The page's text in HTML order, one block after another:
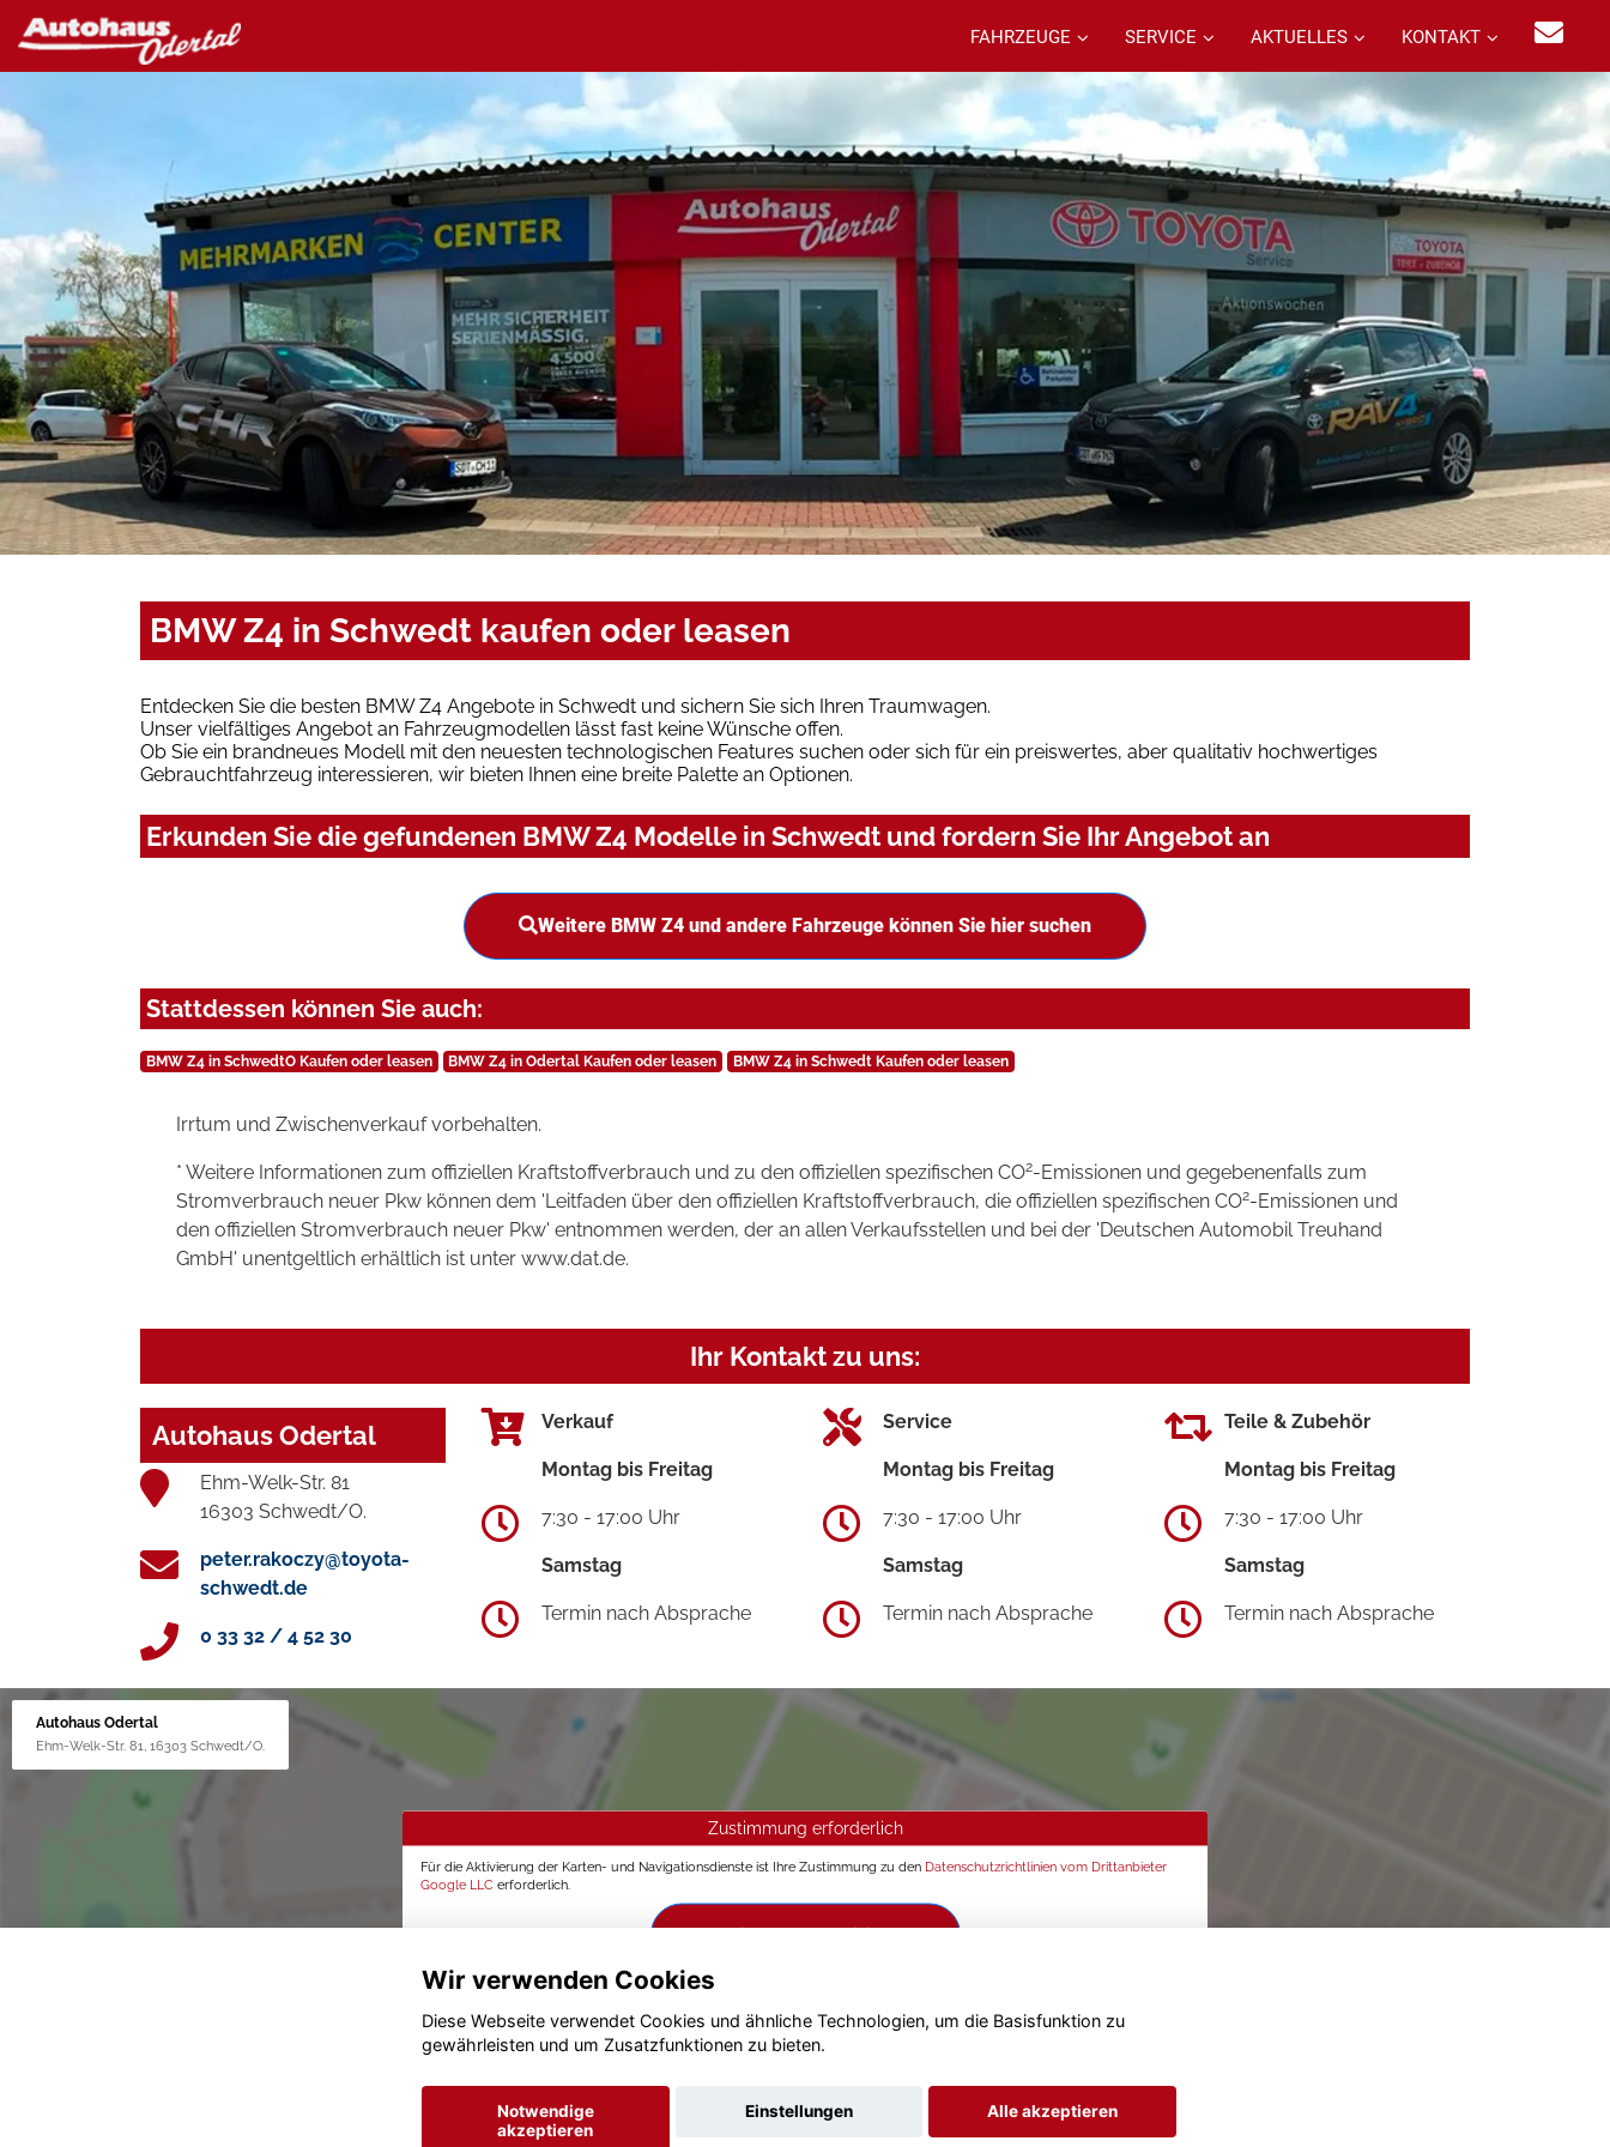
FAHRZEUGE SERVICE AKTUELLES KONTAKT
BMW Z4 in Schwedt kaufen oder leasen
Entdecken Sie die besten BMW Z4 Angebote in Schwedt und sichern Sie sich Ihren Traumwagen.
Unser vielfältiges Angebot an Fahrzeugmodellen lässt fast keine Wünsche offen.
Ob Sie ein brandneues Modell mit den neuesten technologischen Features suchen oder sich für ein preiswertes, aber qualitativ hochwertiges
Gebrauchtfahrzeug interessieren, wir bieten Ihnen eine breite Palette an Optionen.
Erkunden Sie die gefundenen BMW Z4 Modelle in Schwedt und fordern Sie Ihr Angebot an
Weitere BMW Z4 und andere Fahrzeuge können Sie hier suchen
Stattdessen können Sie auch:
BMW Z4 in SchwedtO Kaufen oder leasen BMW Z4 in Odertal Kaufen oder leasen BMW Z4 in Schwedt Kaufen oder leasen
Irrtum und Zwischenverkauf vorbehalten.
* Weitere Informationen zum offiziellen Kraftstoffverbrauch und zu den offiziellen spezifischen CO2-Emissionen und gegebenenfalls zum
Stromverbrauch neuer Pkw können dem 'Leitfaden über den offiziellen Kraftstoffverbrauch, die offiziellen spezifischen CO2-Emissionen und
den offiziellen Stromverbrauch neuer Pkw' entnommen werden, der an allen Verkaufsstellen und bei der 'Deutschen Automobil Treuhand
GmbH' unentgeltlich erhältlich ist unter www.dat.de.
Ihr Kontakt zu uns:
Autohaus Odertal
Ehm-Welk-Str. 81
16303 Schwedt/O.
peter.rakoczy@toyota-
schwedt.de
0 33 32 / 4 52 30
Verkauf
Montag bis Freitag
7:30 - 17:00 Uhr
Samstag
Termin nach Absprache
Service
Montag bis Freitag
7:30 - 17:00 Uhr
Samstag
Termin nach Absprache
Teile & Zubehör
Montag bis Freitag
7:30 - 17:00 Uhr
Samstag
Termin nach Absprache
Autohaus Odertal
Ehm-Welk-Str. 81, 16303 Schwedt/O.
Zustimmung erforderlich
Für die Aktivierung der Karten- und Navigationsdienste ist Ihre Zustimmung zu den Datenschutzrichtlinien vom Drittanbieter
Google LLC erforderlich.
Wir verwenden Cookies
Diese Webseite verwendet Cookies und ähnliche Technologien, um die Basisfunktion zu
gewährleisten und um Zusatzfunktionen zu bieten.
Notwendige
akzeptieren
Einstellungen Alle akzeptieren